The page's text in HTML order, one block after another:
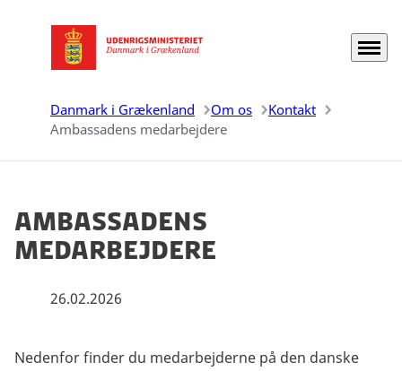
Gå til forsiden Menu
Danmark i Grækenland Om os
Kontakt
Ambassadens medarbejdere
Ambassadens
medarbejdere
26.02.2026
Nedenfor finder du medarbejderne på den danske